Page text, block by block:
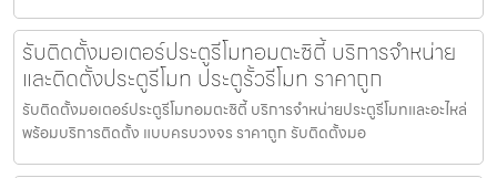
รับติดตั้งมอเตอร์ประตูรีโมทอมตะซิตี้ บริการจำหน่าย
และติดตั้งประตูรีโมท ประตูรั้วรีโมท ราคาถูก
รับติดตั้งมอเตอร์ประตูรีโมทอมตะซิตี้ บริการจำหน่ายประตูรีโมทและอะไหล่
พร้อมบริการติดตั้ง แบบครบวงจร ราคาถูก รับติดตั้งมอ